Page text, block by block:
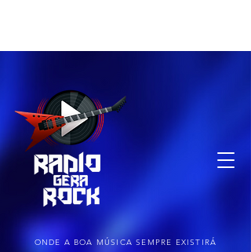
ONDE A BOA MÚSICA SEMPRE EXISTIRÁ